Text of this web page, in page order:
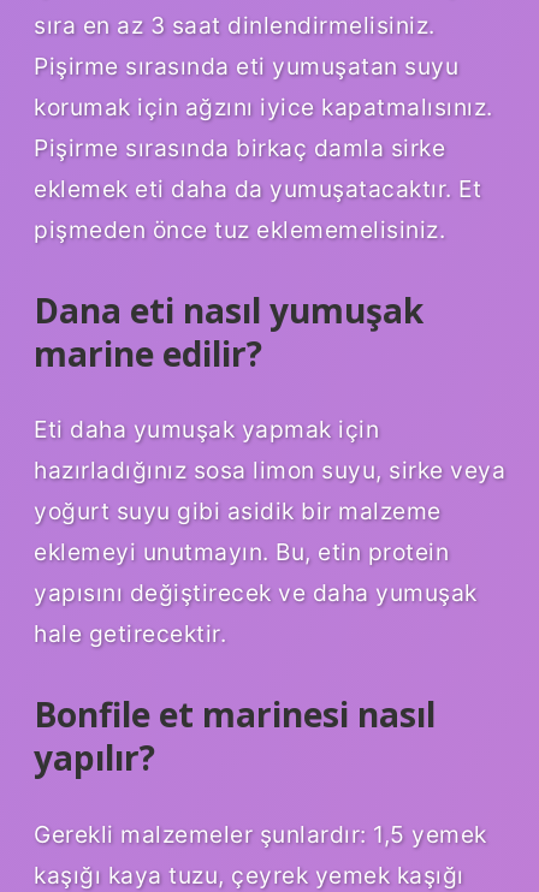
sıra en az 3 saat dinlendirmelisiniz.
Pişirme sırasında eti yumuşatan suyu
korumak için ağzını iyice kapatmalısınız.
Pişirme sırasında birkaç damla sirke
eklemek eti daha da yumuşatacaktır. Et
pişmeden önce tuz eklememelisiniz.
Dana eti nasıl yumuşak
marine edilir?
Eti daha yumuşak yapmak için
hazırladığınız sosa limon suyu, sirke veya
yoğurt suyu gibi asidik bir malzeme
eklemeyi unutmayın. Bu, etin protein
yapısını değiştirecek ve daha yumuşak
hale getirecektir.
Bonfile et marinesi nasıl
yapılır?
Gerekli malzemeler şunlardır: 1,5 yemek
kaşığı kaya tuzu, çeyrek yemek kaşığı